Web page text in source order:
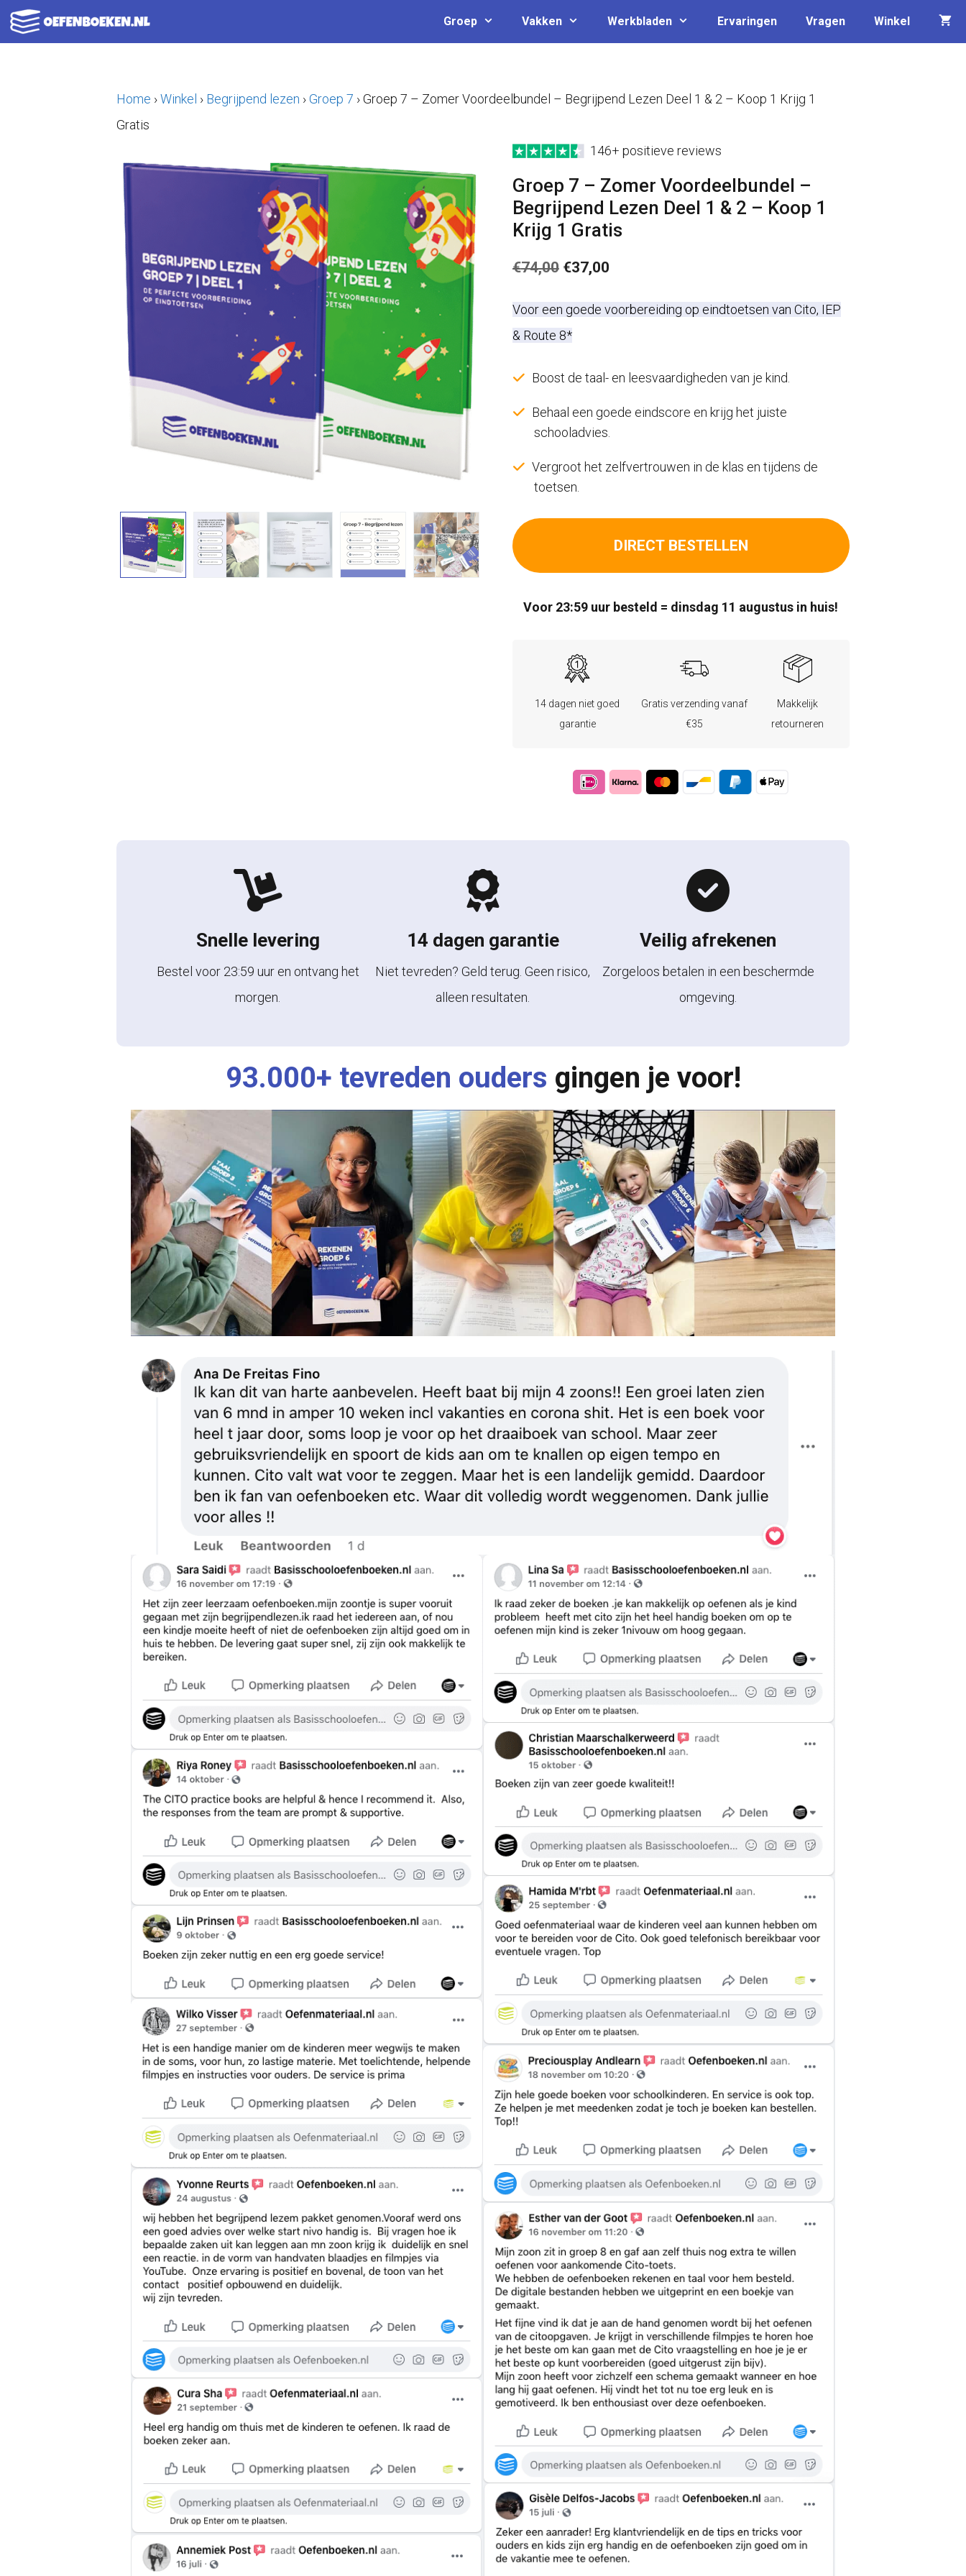
Ga
naar
Groep Vakken Werkbladen Ervaringen Vragen Winkel
Home ›Winkel › Begrijpend lezen ›Groep 7 ›Groep 7 – Zomer Voordeelbundel – Begrijpend Lezen Deel 1 & 2 – Koop 1 Krijg 1
Gratis
146+ positieve reviews
Groep 7 – Zomer Voordeelbundel –
Begrijpend Lezen Deel 1 & 2 – Koop 1
Krijg 1 Gratis
€74,00 Oorspronkelijke
was:
€37,00Huidige
Voor een goede voorbereiding op eindtoetsen van Cito, IEP
& Route 8*
Boost de taal- en leesvaardigheden van je kind.
Behaal een goede eindscore en krijg het juiste
schooladvies.
Vergroot het zelfvertrouwen in de klas en tijdens de
toetsen.
DIRECT BESTELLEN
Voor 23:59 uur besteld = dinsdag 11 augustus in huis!
14 dagen niet goed
garantie
Gratis verzending vanaf
€35
Makkelijk
retourneren
Snelle levering
Bestel voor 23:59 uur en ontvang het
morgen.
14 dagen garantie
Niet tevreden? Geld terug. Geen risico,
alleen resultaten.
Veilig afrekenen
Zorgeloos betalen in een beschermde
omgeving.
93.000+ tevreden ouders gingen je voor!